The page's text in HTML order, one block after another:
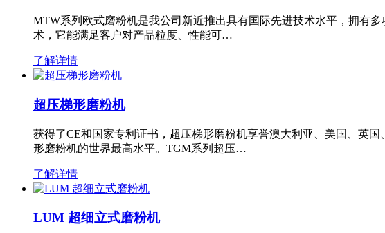
MTW系列欧式磨粉机是我公司新近推出具有国际先进技术水平，拥有
术，它能满足客户对产品粒度、性能可…
了解详情
超压梯形磨粉机
获得了CE和国家专利证书，超压梯形磨粉机享誉澳大利亚、美国、英
形磨粉机的世界最高水平。TGM系列超压…
了解详情
LUM 超细立式磨粉机